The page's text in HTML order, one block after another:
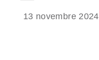
13 novembre 2024